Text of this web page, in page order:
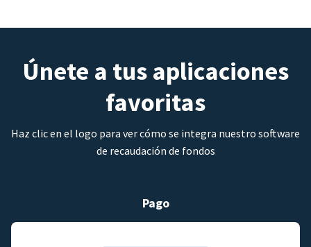
Únete a tus aplicaciones
favoritas
Haz clic en el logo para ver cómo se integra nuestro software
de recaudación de fondos
Pago